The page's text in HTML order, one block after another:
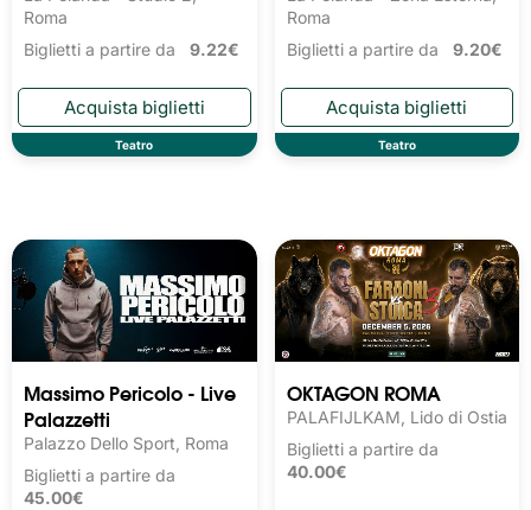
Roma
Biglietti a partire da 9.22€
Teatro
Roma
Biglietti a partire da 9.20€
Teatro
Massimo Pericolo - Live
Palazzetti
Palazzo Dello Sport, Roma
Biglietti a partire da
45.00€
OKTAGON ROMA
PALAFIJLKAM, Lido di Ostia
Biglietti a partire da
40.00€